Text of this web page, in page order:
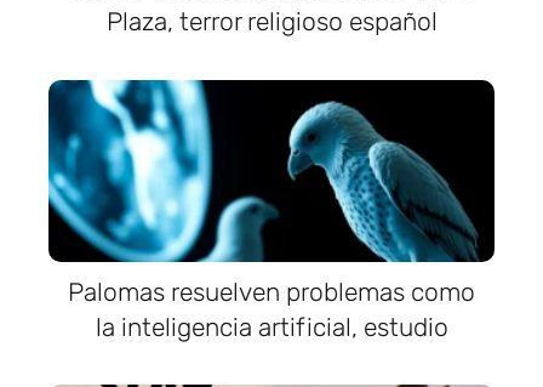
Plaza, terror religioso español
Palomas resuelven problemas como
la inteligencia artificial, estudio